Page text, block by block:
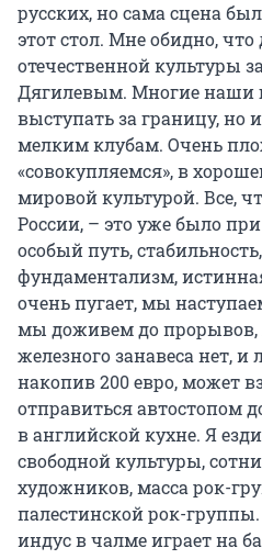
русских, но сама сцена
этот стол. Мне обидно,
отечественной культуры
Дягилевым. Многие наши
выступать за границу, но
мелким клубам. Очень
«совокупляемся», в
мировой культурой. Все,
России, – это уже было
особый путь,
фундаментализм,
очень пугает, мы
мы доживем до прорывов,
железного занавеса нет, и
накопив 200 евро, может
отправиться автостопом
в английской кухне. Я
свободной культуры,
художников, масса рок-
палестинской рок-
индус в чалме играет на